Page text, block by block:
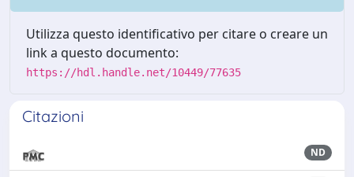
Utilizza questo identificativo per citare o creare un
link a questo documento:
https://hdl.handle.net/10449/77635
Citazioni
ND